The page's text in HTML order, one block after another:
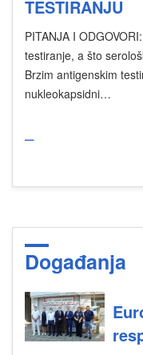
TESTIRANJU
PITANJA I
testiranje, a što
Brzim antigenskim
nukleokapsidni…
Događanja